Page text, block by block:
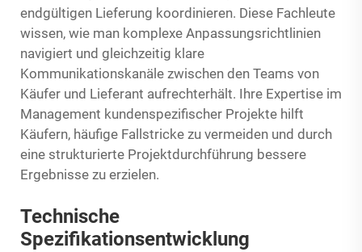
endgültigen Lieferung koordinieren. Diese Fachleute
wissen, wie man komplexe Anpassungsrichtlinien
navigiert und gleichzeitig klare
Kommunikationskanäle zwischen den Teams von
Käufer und Lieferant aufrechterhält. Ihre Expertise im
Management kundenspezifischer Projekte hilft
Käufern, häufige Fallstricke zu vermeiden und durch
eine strukturierte Projektdurchführung bessere
Ergebnisse zu erzielen.
Technische
Spezifikationsentwicklung